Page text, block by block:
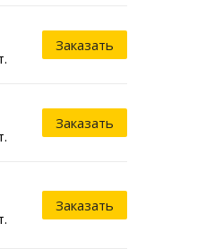
Заказать
Заказать
Заказать